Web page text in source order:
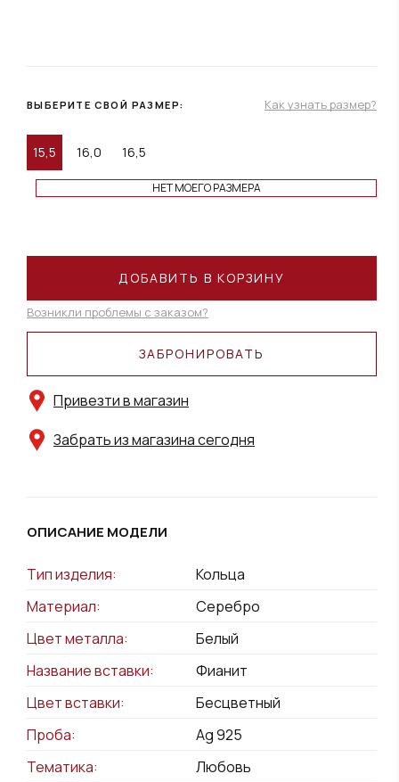
ВЫБЕРИТЕ СВОЙ РАЗМЕР: Как узнать размер?
15,5 16,0 16,5
НЕТ МОЕГО РАЗМЕРА
ЗАБРОНИРОВАТЬ
Привезти в магазин
Забрать из магазина сегодня
ДОБАВИТЬ В КОРЗИНУ
Возникли проблемы с заказом?
ОПИСАНИЕ МОДЕЛИ
Тип изделия:
Кольца
Материал:
Серебро
Цвет металла:
Белый
Название вставки:
Фианит
Цвет вставки:
Бесцветный
Проба:
Ag 925
Тематика:
Любовь